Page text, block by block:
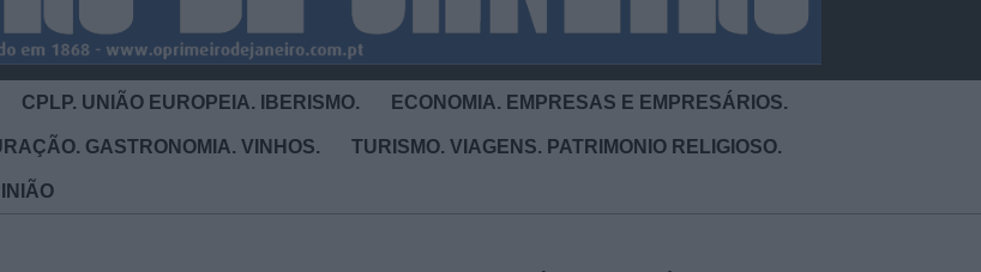
CPLP. UNIÃO EUROPEIA. IBERISMO. ECONOMIA. EMPRESAS E EMPRESÁRIOS.
GASTRONOMIA. VINHOS. TURISMO. VIAGENS. PATRIMONIO RELIGIOSO.